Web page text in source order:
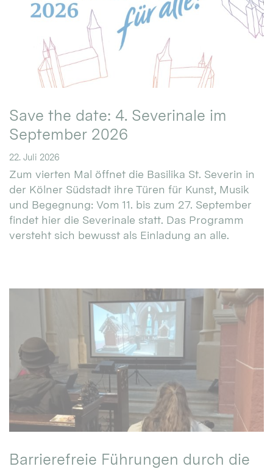
Save the date: 4. Severinale im
September 2026
22. Juli 2026
Zum vierten Mal öffnet die Basilika St. Severin in
der Kölner Südstadt ihre Türen für Kunst, Musik
und Begegnung: Vom 11. bis zum 27. September
findet hier die Severinale statt. Das Programm
versteht sich bewusst als Einladung an alle.
Barrierefreie Führungen durch die